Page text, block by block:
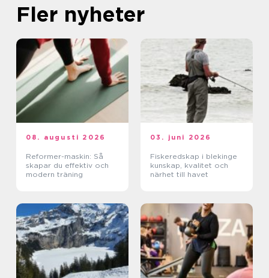
Fler nyheter
08. augusti 2026
Reformer-maskin: Så
skapar du effektiv och
modern träning
03. juni 2026
Fiskeredskap i blekinge
kunskap, kvalitet och
närhet till havet